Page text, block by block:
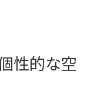
性的な空